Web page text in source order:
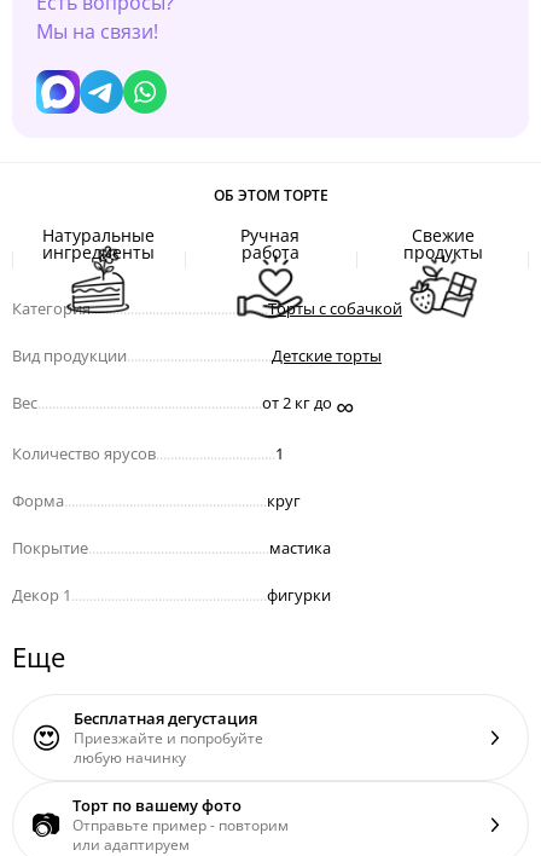
Мы на связи!
ОБ ЭТОМ ТОРТЕ
Натуральные
ингредиенты
Ручная
работа
Свежие
продукты
Категория.................................................Торты с собачкой
Вид продукции Детские торты
Вес от 2 кг до ∞
Количество ярусов 1
Форма круг
Покрытие мастика
Декор 1 фигурки
Еще
😍 Бесплатная дегустация
Приезжайте и попробуйте
любую начинку
📷 Торт по вашему фото
Отправьте пример - повторим
или адаптируем